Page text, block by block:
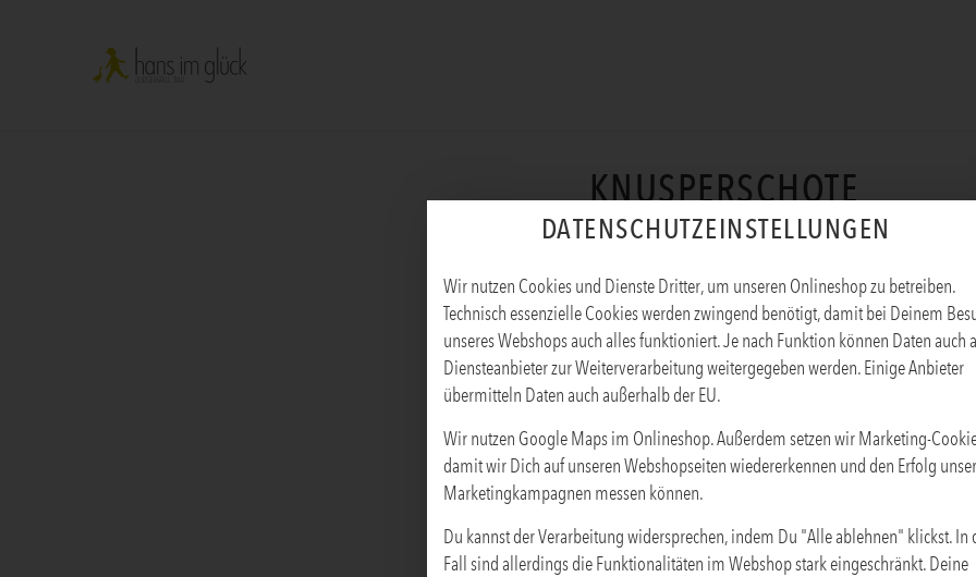
DATENSCHUTZEINSTELLUNGEN
Wir nutzen Cookies und Dienste Dritter, um unseren Onlineshop zu betreiben.
Technisch essenzielle Cookies werden zwingend benötigt, damit bei Deinem
unseres Webshops auch alles funktioniert. Je nach Funktion können Daten auch
Diensteanbieter zur Weiterverarbeitung weitergegeben werden. Einige Anbieter
übermitteln Daten auch außerhalb der EU.
Wir nutzen Google Maps im Onlineshop. Außerdem setzen wir Marketing-
damit wir Dich auf unseren Webshopseiten wiedererkennen und den Erfolg
Marketingkampagnen messen können.
Du kannst der Verarbeitung widersprechen, indem Du "Alle ablehnen" klickst. In
Fall sind allerdings die Funktionalitäten im Webshop stark eingeschränkt. Deine
KNUSPERSCHOTE
Produktinfos